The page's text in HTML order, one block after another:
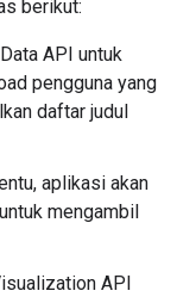
berikut:
API untuk
pengguna yang
daftar judul
aplikasi akan
mengambil
API